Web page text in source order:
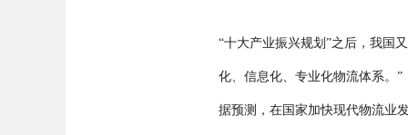
“十大产业振兴规划”之后，我国
化、信息化、专业化物流体系。”
据预测，在国家加快现代物流业